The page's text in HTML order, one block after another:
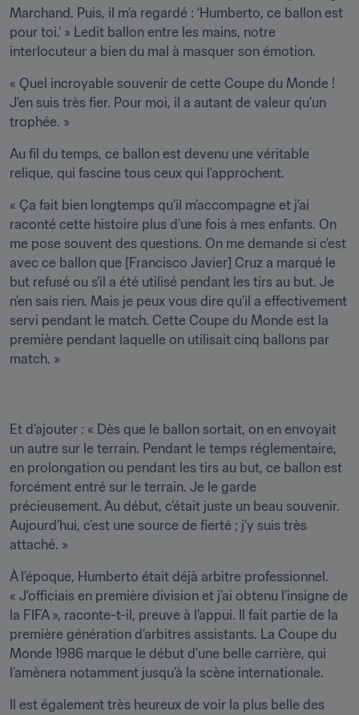
Marchand. Puis, il m’a regardé : ‘Humberto, ce ballon est
pour toi.’ » Ledit ballon entre les mains, notre
interlocuteur a bien du mal à masquer son émotion.
« Quel incroyable souvenir de cette Coupe du Monde !
J’en suis très fier. Pour moi, il a autant de valeur qu’un
trophée. »
Au fil du temps, ce ballon est devenu une véritable
relique, qui fascine tous ceux qui l’approchent.
« Ça fait bien longtemps qu’il m’accompagne et j’ai
raconté cette histoire plus d’une fois à mes enfants. On
me pose souvent des questions. On me demande si c’est
avec ce ballon que [Francisco Javier] Cruz a marqué le
but refusé ou s’il a été utilisé pendant les tirs au but. Je
n’en sais rien. Mais je peux vous dire qu’il a effectivement
servi pendant le match. Cette Coupe du Monde est la
première pendant laquelle on utilisait cinq ballons par
match. »
Et d’ajouter : « Dès que le ballon sortait, on en envoyait
un autre sur le terrain. Pendant le temps réglementaire,
en prolongation ou pendant les tirs au but, ce ballon est
forcément entré sur le terrain. Je le garde
précieusement. Au début, c’était juste un beau souvenir.
Aujourd’hui, c’est une source de fierté ; j’y suis très
attaché. »
À l’époque, Humberto était déjà arbitre professionnel.
« J’officiais en première division et j’ai obtenu l’insigne de
la FIFA », raconte-t-il, preuve à l’appui. Il fait partie de la
première génération d’arbitres assistants. La Coupe du
Monde 1986 marque le début d’une belle carrière, qui
l’amènera notamment jusqu’à la scène internationale.
Il est également très heureux de voir la plus belle des